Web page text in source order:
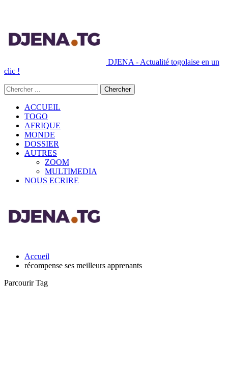
DJENA - Actualité togolaise en un
clic !
ACCUEIL
TOGO
AFRIQUE
MONDE
DOSSIER
AUTRES
ZOOM
MULTIMEDIA
NOUS ECRIRE
Accueil
récompense ses meilleurs apprenants
Parcourir Tag